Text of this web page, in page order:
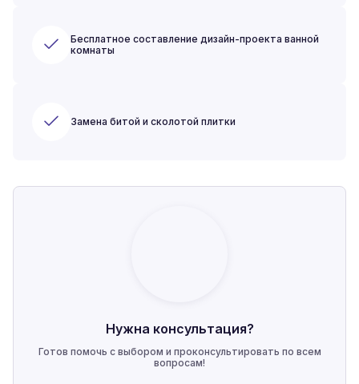
Бесплатное составление дизайн-проекта ванной
комнаты
Замена битой и сколотой плитки
Нужна консультация?
Готов помочь с выбором и проконсультировать по всем
вопросам!